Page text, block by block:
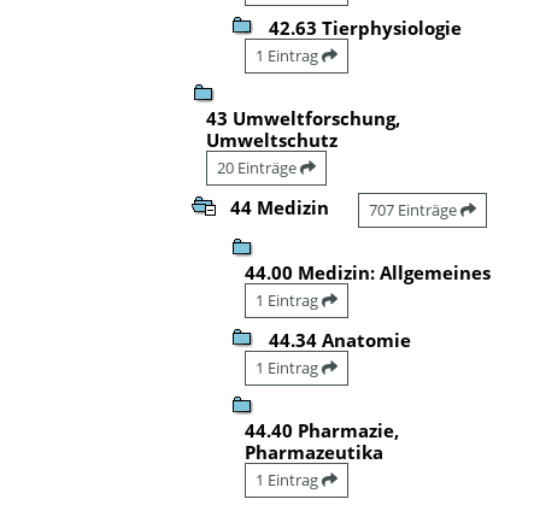
42.63 Tierphysiologie
1 Eintrag
43 Umweltforschung,
Umweltschutz
20 Einträge
44 Medizin 707 Einträge
44.00 Medizin: Allgemeines
1 Eintrag
44.34 Anatomie
1 Eintrag
44.40 Pharmazie,
Pharmazeutika
1 Eintrag